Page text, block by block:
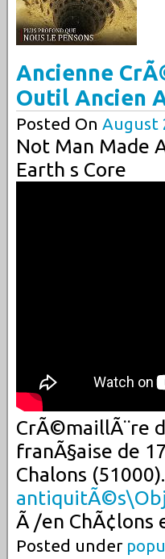
Ancienne
Outil Ancien
Posted On August
Not Man Made
Earth s Core
CrÃ©maillÃ¨re
franÃ§aise de
Chalons
Ã /en ChÃ¢lons
Posted under